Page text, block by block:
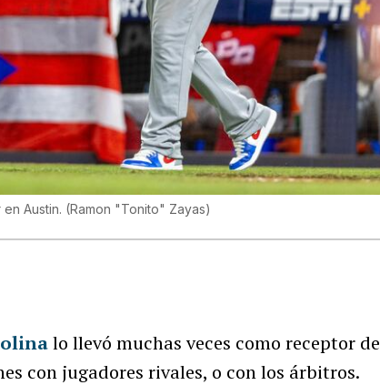
Austin. (Ramon "Tonito" Zayas)
lo llevó muchas veces como receptor de
con jugadores rivales, o con los árbitros.